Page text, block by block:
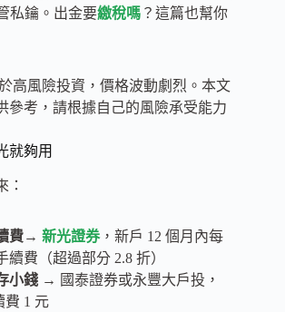
私鑰。出金要繳稅嗎 ？這篇也幫你
高風險投資，價格波動劇烈。本文
參考，請根據自己的風險承受能力
就夠用
：
費→ 新光證券，新戶 12 個月內每
續費（超過部分 2.8 折）
小錢 → 國泰證券或永豐大戶投，
費 1 元